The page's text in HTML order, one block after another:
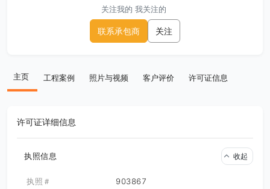
关注我的 我关注的
联系承包商 关注
主页 工程案例 照片与视频 客户评价 许可证信息
许可证详细信息
执照信息 收起
执照＃
903867